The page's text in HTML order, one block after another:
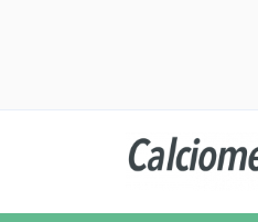
contenuto